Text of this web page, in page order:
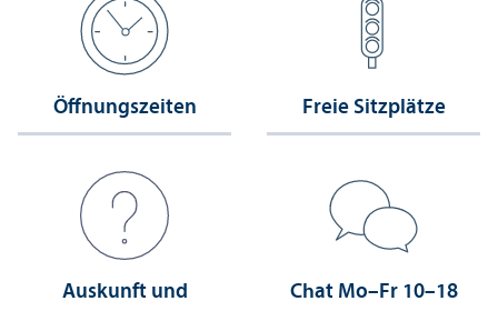
Öffnungs­zeiten Freie Sitzplätze
Auskunft und
Chat Mo–Fr 10–18